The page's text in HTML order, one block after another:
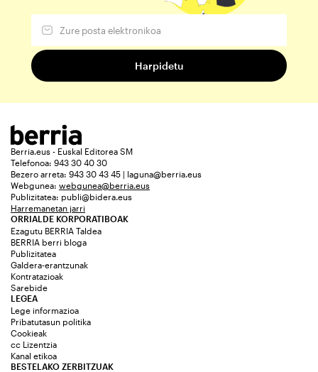
Berria.eus - Euskal Editorea SM
Telefonoa: 943 30 40 30
Bezero arreta: 943 30 43 45 | laguna@berria.eus
Webgunea: webgunea@berria.eus
Publizitatea: publi@bidera.eus
Harremanetan jarri
ORRIALDE KORPORATIBOAK
Ezagutu BERRIA Taldea
BERRIA berri bloga
Publizitatea
Galdera-erantzunak
Kontratazioak
Sarebide
LEGEA
Lege informazioa
Pribatutasun politika
Cookieak
cc Lizentzia
Kanal etikoa
BESTELAKO ZERBITZUAK